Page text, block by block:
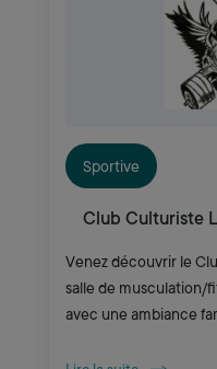
Sportive
Club Culturiste
Venez découvrir le
salle de musculation/
avec une ambiance